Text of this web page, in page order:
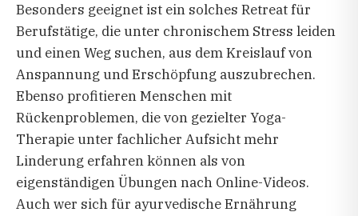
Besonders geeignet ist ein solches Retreat für
Berufstätige, die unter chronischem Stress leiden
und einen Weg suchen, aus dem Kreislauf von
Anspannung und Erschöpfung auszubrechen.
Ebenso profitieren Menschen mit
Rückenproblemen, die von gezielter Yoga-
Therapie unter fachlicher Aufsicht mehr
Linderung erfahren können als von
eigenständigen Übungen nach Online-Videos.
Auch wer sich für ayurvedische Ernährung